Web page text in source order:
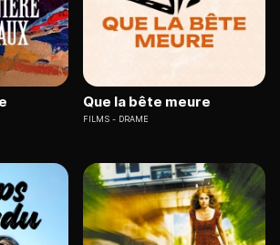
Que la bête meure
FILMS DRAME